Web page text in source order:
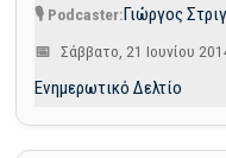
Γιώργος
Σάββατο, 21 Ιουνίου
Ενημερωτικό Δελτίο